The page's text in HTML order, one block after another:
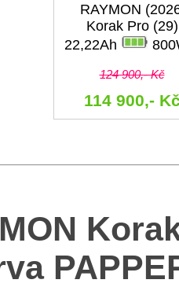
RAYMON
Korak Pro (29)
22,22Ah
124 900,- Kč
114 900,-